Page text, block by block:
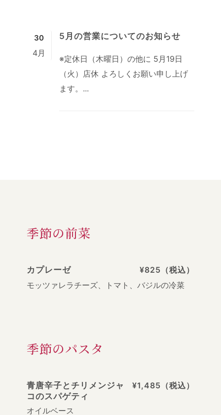
30
4月
5月の営業についてのお知らせ
※定休日（木曜日）の他に 5月19日
（火）店休 よろしくお願い申し上げ
ます。...
季節の前菜
カプレーゼ
¥825（税込）
モッツァレラチーズ、トマト、バジルの冷菜
季節のパスタ
青唐辛子とチリメンジャ
コのスパゲティ
¥1,485（税込）
オイルベース